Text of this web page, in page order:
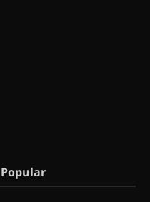
Popular